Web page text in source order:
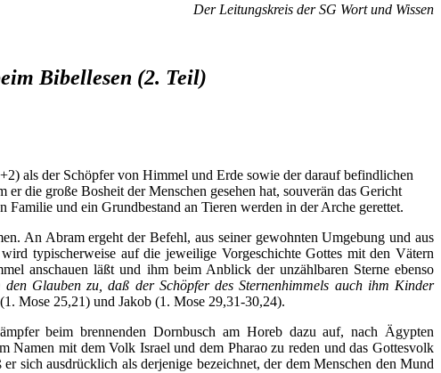
Der Leitungskreis der SG Wort und Wissen
Bibellesen (2. Teil)
als der Schöpfer von Himmel und Erde sowie der darauf befindlichen
die große Bosheit der Menschen gesehen hat, souverän das Gericht
und ein Grundbestand an Tieren werden in der Arche gerettet.
An Abram ergeht der Befehl, aus seiner gewohnten Umgebung und aus
typischerweise auf die jeweilige Vorgeschichte Gottes mit den Vätern
anschauen läßt und ihm beim Anblick der unzählbaren Sterne ebenso
Glauben zu, daß der Schöpfer des Sternenhimmels auch ihm Kinder
Mose 25,21) und Jakob (1. Mose 29,31-30,24).
beim brennenden Dornbusch am Horeb dazu auf, nach Ägypten
mit dem Volk Israel und dem Pharao zu reden und das Gottesvolk
sich ausdrücklich als derjenige bezeichnet, der dem Menschen den Mund